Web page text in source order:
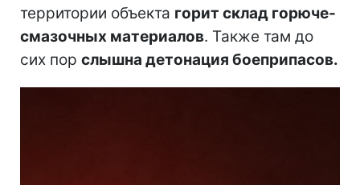
территории объекта горит склад горюче-
смазочных материалов. Также там до
сих пор слышна детонация боеприпасов.